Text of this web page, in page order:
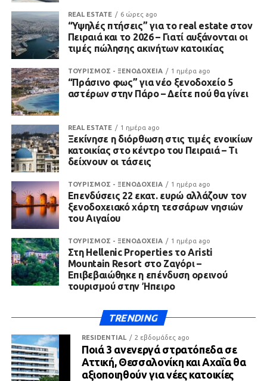
REAL ESTATE 6 ώρες ago
“Υψηλές πτήσεις” για το real estate στον
Πειραιά και το 2026 – Γιατί αυξάνονται οι
τιμές πώλησης ακινήτων κατοικίας
ΤΟΥΡΙΣΜΟΣ - ΞΕΝΟΔΟΧΕΙΑ 1 ημέρα ago
“Πράσινο φως” για νέο ξενοδοχείο 5
αστέρων στην Πάρο – Δείτε πού θα γίνει
REAL ESTATE 1 ημέρα ago
Ξεκίνησε η διόρθωση στις τιμές ενοικίων
κατοικίας στο κέντρο του Πειραιά – Τι
δείχνουν οι τάσεις
ΤΟΥΡΙΣΜΟΣ - ΞΕΝΟΔΟΧΕΙΑ 1 ημέρα ago
Επενδύσεις 22 εκατ. ευρώ αλλάζουν τον
ξενοδοχειακό χάρτη τεσσάρων νησιών
του Αιγαίου
ΤΟΥΡΙΣΜΟΣ - ΞΕΝΟΔΟΧΕΙΑ 1 ημέρα ago
Στη Hellenic Properties το Aristi
Mountain Resort στο Ζαγόρι –
Επιβεβαιώθηκε η επένδυση ορεινού
τουρισμού στην Ήπειρο
TRENDING
RESIDENTIAL 2 εβδομάδες ago
Ποιά 3 ανενεργά στρατόπεδα σε
Αττική, Θεσσαλονίκη και Αχαΐα θα
αξιοποιηθούν για νέες κατοικίες